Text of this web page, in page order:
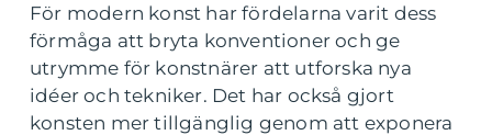
För modern konst har fördelarna varit dess
förmåga att bryta konventioner och ge
utrymme för konstnärer att utforska nya
idéer och tekniker. Det har också gjort
konsten mer tillgänglig genom att exponera